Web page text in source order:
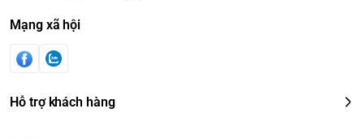
Mạng xã hội
Hỗ trợ khách hàng